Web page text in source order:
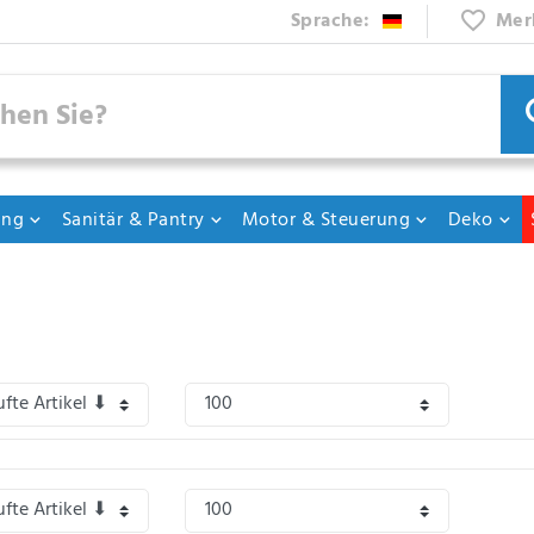
Sprache:
Sanitär & Pantry Motor & Steuerung Deko